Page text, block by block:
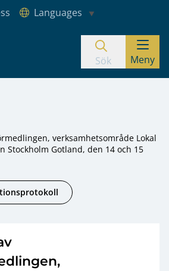
Languages
Sök Meny
verksamhetsområde Lokal
Stockholm Gotland, den 14 och 15